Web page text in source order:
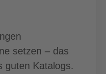
setzen – das
guten Katalogs.